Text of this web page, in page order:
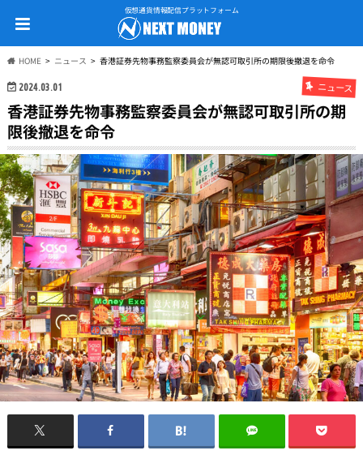
仮想通貨情報配信プラットフォーム
HOME ニュース 香港証券先物事務監察委員会が無認可取引所の期限後撤退を命令
2024.03.01 ニュース
香港証券先物事務監察委員会が無認可取引所の期
限後撤退を命令